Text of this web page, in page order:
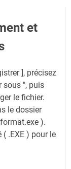
et
], précisez
sous ", puis
le fichier.
le dossier
).
.EXE ) pour le